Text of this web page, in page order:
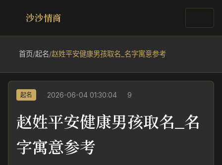
沙沙情商
首页/起名/赵姓平安健康男孩取名_名字寓意参考
起名 2026-06-04 01:30:04 9
赵姓平安健康男孩取名_名
字寓意参考